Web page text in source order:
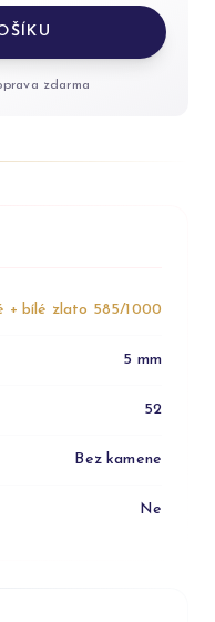
zdarma
+ bílé zlato 585/1000
5 mm
52
Bez kamene
Ne